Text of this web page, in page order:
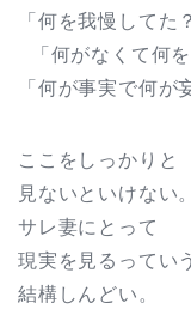
「何を我慢してた
「何がなくて何を
「何が事実で何が
ここをしっかりと
見ないといけない
サレ妻にとって
現実を見るってい
結構しんどい。